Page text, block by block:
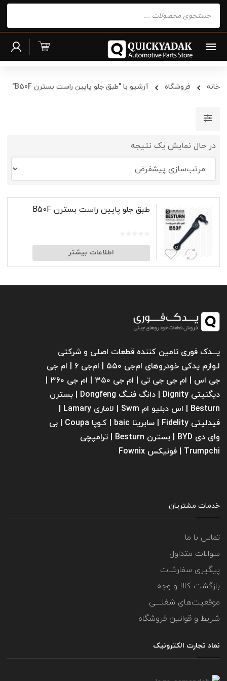
search
خانه فروشگاه آرشیو با "طبق جلو پایین راست بسترن B50F"
در حال نمایش یک نتیجه
طبق جلو پایین راست بسترن B50F
اطلاعات بیشتر
یـــدک فوری تامین کننده قطعات اصلی و شرکتی
لـوازم یدکی خودروهای ام‌جی ۵۵۰ | ام‌جی ۶ | ام جی
دیگنیتی Dignity | دانگ فنــگ Dongfeng | بسترن
فیدلیتی Fidelity | سابرینا ‌baic | کـوپا Coupa | بی
وای دی BYD | بسترن Besturn | ترامپچی
Trumpchi | فونیکس Fownix
خدمات مشتریان
تماس با ما
سوالات متداول
پیگیری سفارشات
بازگشت کالا و وجه
موقعیت‌های شغلــــی
شرایط و قوانین فروشگاه
نماد تجارت الکترونیک